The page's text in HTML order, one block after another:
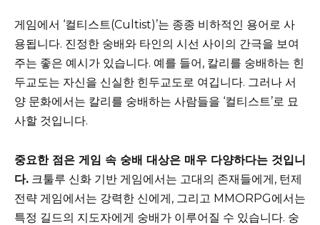
게임에서 ‘컬티스트(Cultist)’는 종종 비하적인 용어로 사
용됩니다. 진정한 숭배와 타인의 시선 사이의 간극을 보여
주는 좋은 예시가 있습니다. 예를 들어, 칼리를 숭배하는 힌
두교도는 자신을 신실한 힌두교도로 여깁니다. 그러나 서
양 문화에서는 칼리를 숭배하는 사람들을 ‘컬티스트’로 묘
사할 것입니다.
중요한 점은 게임 속 숭배 대상은 매우 다양하다는 것입니
다. 크툴루 신화 기반 게임에서는 고대의 존재들에게, 턴제
전략 게임에서는 강력한 신에게, 그리고 MMORPG에서는
특정 길드의 지도자에게 숭배가 이루어질 수 있습니다. 숭